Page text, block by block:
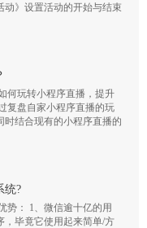
动》设置活动的开始与结束
何玩转小程序直播，提升
复盘自家小程序直播的玩
时结合现有的小程序直播的
统?
势： 1、微信逾十亿的用
，毕竟它使用起来简单/方